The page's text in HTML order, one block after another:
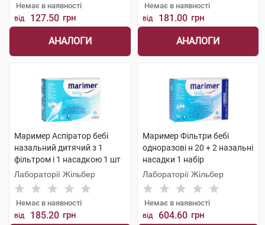
Немає в наявності
від 127.50 грн
АНАЛОГИ
Немає в наявності
від 181.00 грн
АНАЛОГИ
Маример Аспіратор бебі
назальний дитячий з 1
фільтром і 1 насадкою 1 шт
Лабораторії Жільбер
Немає в наявності
від 185.20 грн
Маример Фільтри бебі
одноразові н 20 + 2 назальні
насадки 1 набір
Лабораторії Жільбер
Немає в наявності
від 604.60 грн